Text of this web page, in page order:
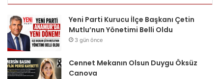
Yeni Parti Kurucu İlçe Başkanı Çetin
Mutlu’nun Yönetimi Belli Oldu
3 gün önce
Cennet Mekanın Olsun Duygu Öksüz
Canova